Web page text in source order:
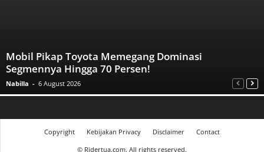
Mobil Pikap Toyota Memegang Dominasi
Segmennya Hingga 70 Persen!
Nabilla - 6 August 2026
Copyright Kebijakan Privacy Disclaimer
Contact
© Ridertua.com. All rights reserved.